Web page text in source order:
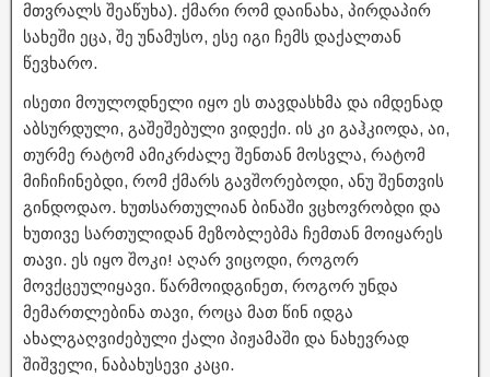
მთვრალს შეაწუხა). ქმარი რომ დაინახა, პირდაპირ
სახეში ეცა, შე უნამუსო, ესე იგი ჩემს დაქალთან
წევხარო.
ისეთი მოულოდნელი იყო ეს თავდასხმა და იმდენად
აბსურდული, გაშეშებული ვიდექი. ის კი გაჰკიოდა, აი,
თურმე რატომ ამიკრძალე შენთან მოსვლა, რატომ
მიჩიჩინებდი, რომ ქმარს გავშორებოდი, ანუ შენთვის
გინდოდაო. ხუთსართულიან ბინაში ვცხოვრობდი და
ხუთივე სართულიდან მეზობლებმა ჩემთან მოიყარეს
თავი. ეს იყო შოკი! აღარ ვიცოდი, როგორ
მოვქცეულიყავი. წარმოიდგინეთ, როგორ უნდა
მემართლებინა თავი, როცა მათ წინ იდგა
ახალგაღვიძებული ქალი პიჟამაში და ნახევრად
შიშველი, ნაბახუსევი კაცი.